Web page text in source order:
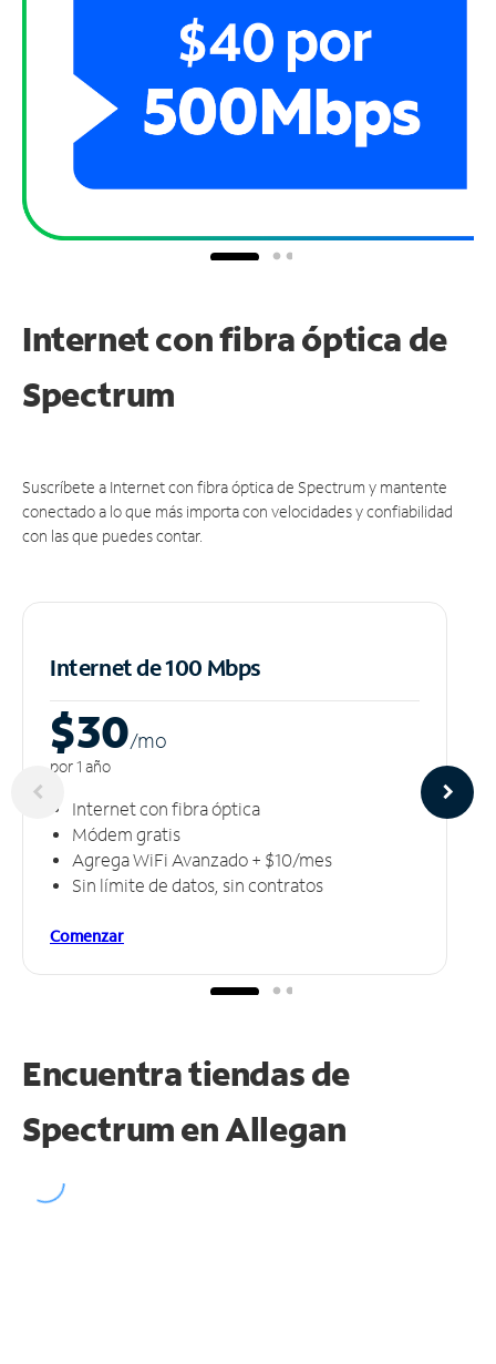
Internet con fibra óptica de
Spectrum
Suscríbete a Internet con fibra óptica de Spectrum y mantente
conectado a lo que más importa con velocidades y confiabilidad
con las que puedes contar.
Internet de 100 Mbps
$30/mo
por 1 año
Internet con fibra óptica
Módem gratis
Agrega WiFi Avanzado + $10/mes
Sin límite de datos, sin contratos
Comenzar
Encuentra tiendas de
Spectrum enAllegan